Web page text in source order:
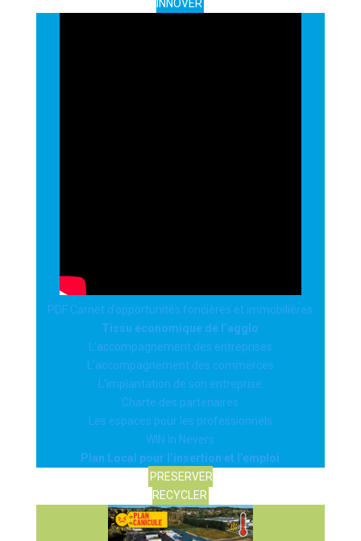
INNOVER
PDF Carnet d’opportunités foncières et immobilières
Tissu économique de l’agglo
L’accompagnement des entreprises
L’accompagnement des commerces
L’implantation de son entreprise
Charte des partenaires
Les espaces pour les professionnels
WIN In Nevers
Plan Local pour l’insertion et l’emploi
PRESERVER
RECYCLER